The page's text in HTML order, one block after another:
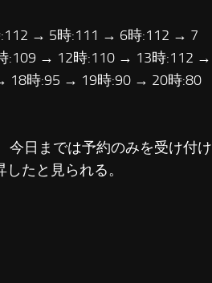
→ 5時:111 → 6時:112 → 7
:109 → 12時:110 → 13時:112 →
18時:95 → 19時:90 → 20時:80
今日までは予約のみを受け付け
たと見られる。